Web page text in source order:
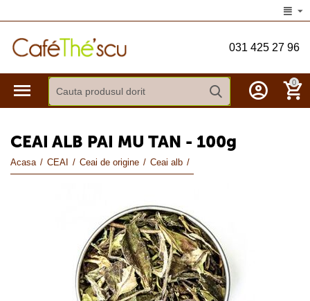
031 425 27 96
0
CEAI ALB PAI MU TAN - 100g
Acasa / CEAI / Ceai de origine / Ceai alb /